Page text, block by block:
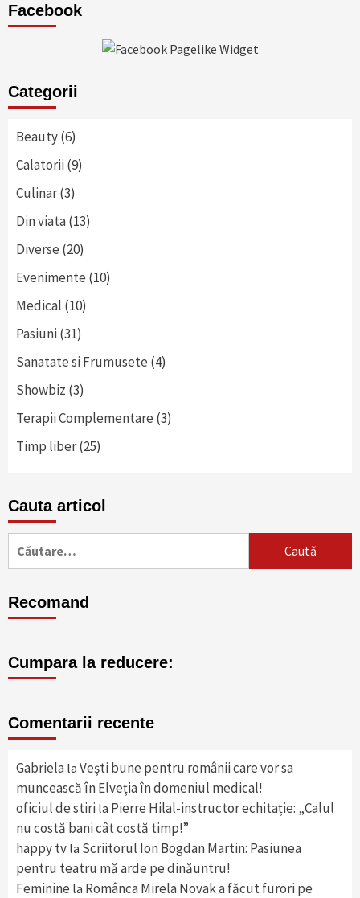
Facebook
Categorii
Beauty(6)
Calatorii(9)
Culinar(3)
Din viata(13)
Diverse (20)
Evenimente (10)
Medical (10)
Pasiuni(31)
Sanatate si Frumusete (4)
Showbiz (3)
Terapii Complementare (3)
Timp liber(25)
Cauta articol
după:
Recomand
Cumpara la reducere:
Comentarii recente
Gabriela la Veşti bune pentru românii care vor sa
muncească în Elveţia în domeniul medical!
oficiul de stiri la Pierre Hilal-instructor echitație: „Calul
nu costă bani cât costă timp!”
happy tv la Scriitorul Ion Bogdan Martin: Pasiunea
pentru teatru mă arde pe dinăuntru!
Feminine la Românca Mirela Novak a făcut furori pe